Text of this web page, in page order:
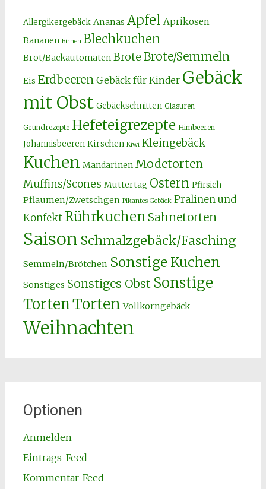
Allergikergebäck Ananas Apfel Aprikosen
Bananen Birnen Blechkuchen
Brot/Backautomaten Brote Brote/Semmeln
Eis Erdbeeren Gebäck für Kinder Gebäck
mit Obst Gebäckschnitten Glasuren
Grundrezepte Hefeteigrezepte Himbeeren
Johannisbeeren Kirschen Kiwi Kleingebäck
Kuchen Mandarinen Modetorten
Muffins/Scones Muttertag Ostern Pfirsich
Pflaumen/Zwetschgen Pikantes Gebäck Pralinen und
Konfekt Rührkuchen Sahnetorten
Saison Schmalzgebäck/Fasching
Semmeln/Brötchen Sonstige Kuchen
Sonstiges Sonstiges Obst Sonstige
TortenTorten Vollkorngebäck
Weihnachten
Optionen
Anmelden
Eintrags-Feed
Kommentar-Feed